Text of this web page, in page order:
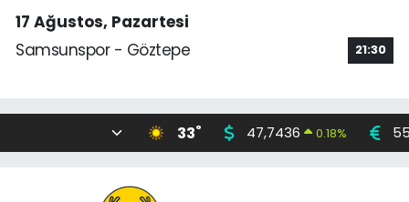
17 Ağustos, Pazartesi
Samsunspor - Göztepe
21:30
33° 47,7436 0.18%